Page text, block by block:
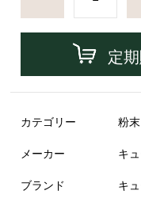
定
カテゴリー 粉
メーカー キ
ブランド キ